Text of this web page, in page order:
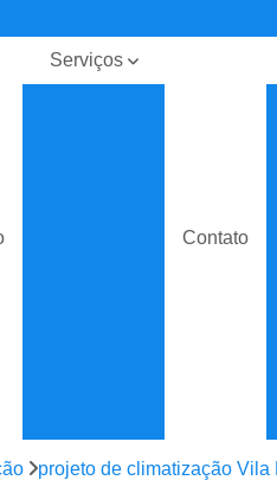
Serviços
Sistemas de
climatização
Contato
projeto de climatização Vila